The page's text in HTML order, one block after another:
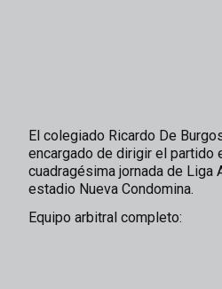
El colegiado Ricardo De
encargado de dirigir el partido
cuadragésima jornada de Liga
estadio Nueva Condomina.
Equipo arbitral completo: